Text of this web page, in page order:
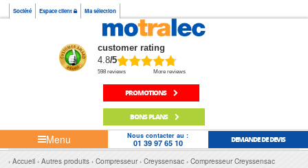
Société Espace client Ma sélection
customer rating
4.8/5
598 reviews More reviews
PROMOTIONS
BONS PLANS
Menu Nous contacter au :
01 39 97 65 10 DEMANDE DE DEVIS
Accueil Autres produits Compresseur Creyssensac
Compresseur Creyssensac